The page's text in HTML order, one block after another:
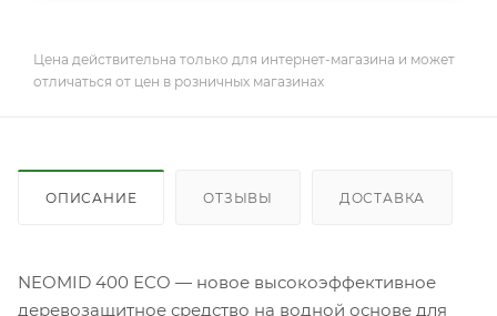
Цена действительна только для интернет-магазина и может
отличаться от цен в розничных магазинах
ОПИСАНИЕ ОТЗЫВЫ ДОСТАВКА
NEOMID 400 ECO — новое высокоэффективное
деревозащитное средство на водной основе для